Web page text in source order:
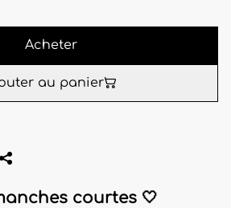
Acheter
au panier
courtes 🤍